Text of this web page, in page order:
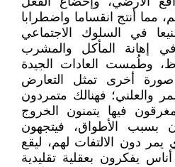
مما أنتج انقساما واضطرابا
في السلوك الاجتماعي
في إهانة المأكل والمشرب
وطُمست العادات الجيدة
أخرى تمثل التعارض
والعلني؛ فهنالك متمردون
فيها يتمنون الخروج
بسبب الأطواق، فيتجهون
دون الالتفات لهم، ليقع
يفكرون بعقلية تقليدية